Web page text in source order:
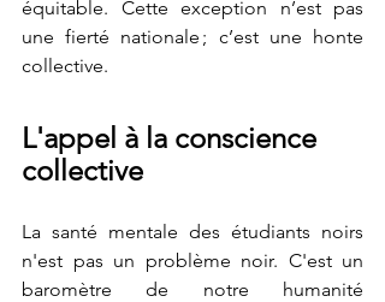
équitable. Cette exception n’est pas
une fierté nationale ; c’est une honte
collective.
L'appel à la conscience
collective
La santé mentale des étudiants noirs
n'est pas un problème noir. C'est un
baromètre de notre humanité